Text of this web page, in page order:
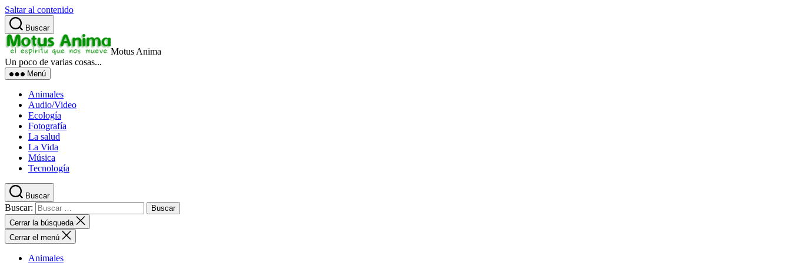
Saltar al contenido
Buscar
Motus Anima
Un poco de varias cosas...
Menú
Animales
Audio/Video
Ecología
Fotografía
La salud
La Vida
Música
Tecnología
Buscar
Buscar:
Cerrar la búsqueda
Cerrar el menú
Animales